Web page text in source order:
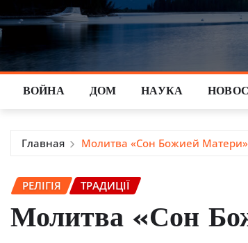
ВОЙНА ДОМ НАУКА
Главная Молитва «Сон Божией
РЕЛІГІЯ ТРАДИЦІЇ
Молитва «Сон